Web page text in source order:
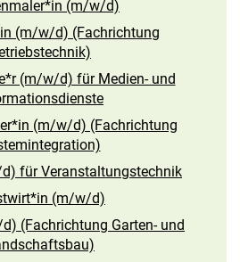
(m/w/d)
(m/w/d) (Fachrichtung
(m/w/d) für Medien- und
(m/w/d) (Fachrichtung
für Veranstaltungstechnik
(m/w/d)
(Fachrichtung Garten- und